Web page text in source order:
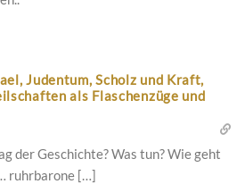
Judentum, Scholz und Kraft,
als Flaschenzüge und
der Geschichte? Was tun? Wie geht
ruhrbarone […]